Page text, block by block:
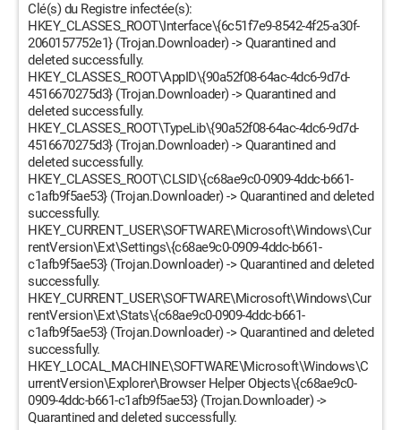
Clé(s) du Registre infectée(s):
HKEY_CLASSES_ROOT\Interface\{6c51f7e9-8542-4f25-a30f-
2060157752e1} (Trojan.Downloader) -> Quarantined and
deleted successfully.
HKEY_CLASSES_ROOT\AppID\{90a52f08-64ac-4dc6-9d7d-
4516670275d3} (Trojan.Downloader) -> Quarantined and
deleted successfully.
HKEY_CLASSES_ROOT\TypeLib\{90a52f08-64ac-4dc6-9d7d-
4516670275d3} (Trojan.Downloader) -> Quarantined and
deleted successfully.
HKEY_CLASSES_ROOT\CLSID\{c68ae9c0-0909-4ddc-b661-
c1afb9f5ae53} (Trojan.Downloader) -> Quarantined and deleted
successfully.
HKEY_CURRENT_USER\SOFTWARE\Microsoft\Windows\Cur
rentVersion\Ext\Settings\{c68ae9c0-0909-4ddc-b661-
c1afb9f5ae53} (Trojan.Downloader) -> Quarantined and deleted
successfully.
HKEY_CURRENT_USER\SOFTWARE\Microsoft\Windows\Cur
rentVersion\Ext\Stats\{c68ae9c0-0909-4ddc-b661-
c1afb9f5ae53} (Trojan.Downloader) -> Quarantined and deleted
successfully.
HKEY_LOCAL_MACHINE\SOFTWARE\Microsoft\Windows\C
urrentVersion\Explorer\Browser Helper Objects\{c68ae9c0-
0909-4ddc-b661-c1afb9f5ae53} (Trojan.Downloader) ->
Quarantined and deleted successfully.